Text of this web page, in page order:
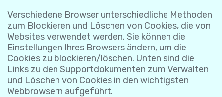
Verschiedene Browser unterschiedliche Methoden
zum Blockieren und Löschen von Cookies, die von
Websites verwendet werden. Sie können die
Einstellungen Ihres Browsers ändern, um die
Cookies zu blockieren/löschen. Unten sind die
Links zu den Supportdokumenten zum Verwalten
und Löschen von Cookies in den wichtigsten
Webbrowsern aufgeführt.